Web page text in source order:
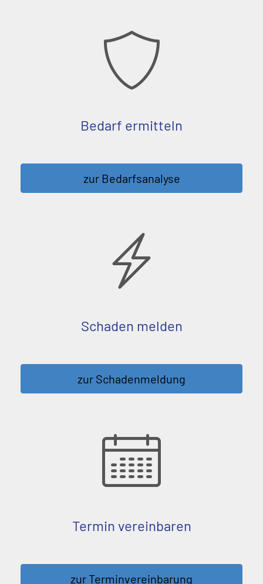
Bedarf ermitteln
zur Bedarfsanalyse
Schaden melden
zur Schadenmeldung
Termin ver­ein­baren
zur Terminvereinbarung